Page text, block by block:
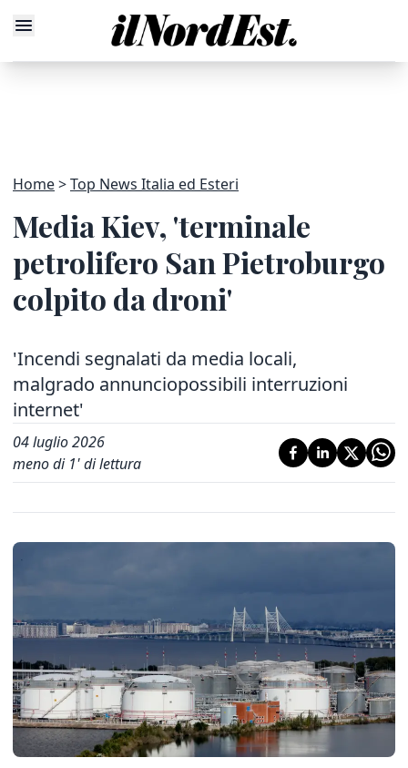
Home Top News Italia ed Esteri
Media Kiev, 'terminale
petrolifero San Pietroburgo
colpito da droni'
'Incendi segnalati da media locali,
malgrado annunciopossibili interruzioni
internet'
04 luglio 2026
meno di 1' di lettura